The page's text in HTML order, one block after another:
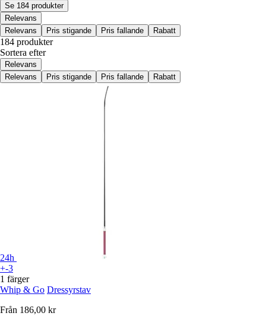
Se 184 produkter
Relevans
Relevans
Pris stigande Pris fallande Rabatt
184 produkter
Sortera efter
Relevans
Relevans
Pris stigande Pris fallande Rabatt
24h
+-3
1 färger
Whip & Go Dressyrstav
Från 186,00 kr